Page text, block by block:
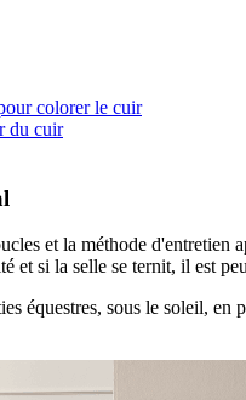
colorer le cuir
du cuir
et la méthode d'entretien
et si la selle se ternit, il est
équestres, sous le soleil,